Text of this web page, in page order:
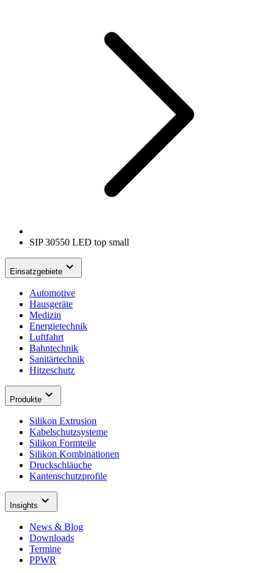
SIP 30550 LED top small
Einsatzgebiete
Automotive
Hausgeräte
Medizin
Energietechnik
Luftfahrt
Bahntechnik
Sanitärtechnik
Hitzeschutz
Produkte
Silikon Extrusion
Kabelschutzsysteme
Silikon Formteile
Silikon Kombinationen
Druckschläuche
Kantenschutzprofile
Insights
News & Blog
Downloads
Termine
PPWR